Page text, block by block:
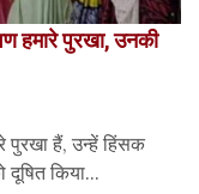
हमारे पुरखा, उनकी
पुरखा हैं, उन्हें हिंसक
किया...